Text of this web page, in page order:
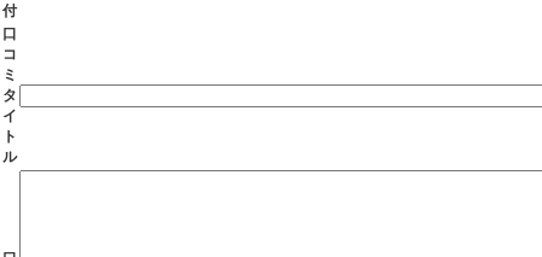
付
口
コ
ミ
タ
イ
ト
ル